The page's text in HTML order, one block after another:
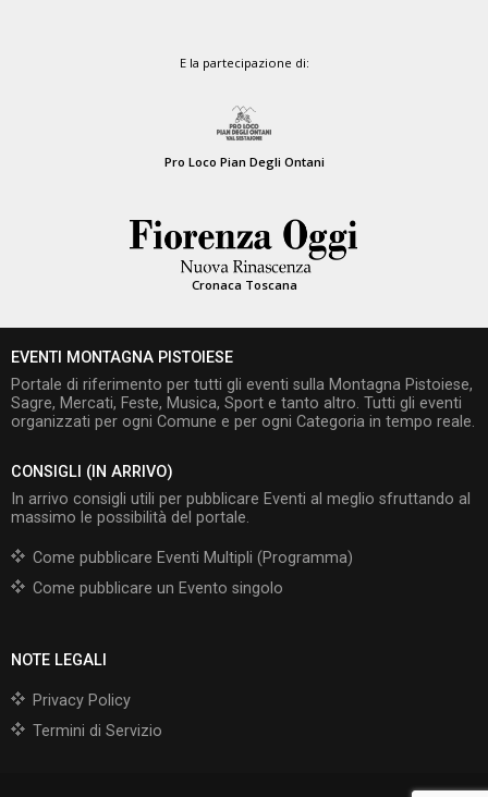
E la partecipazione di:
Pro Loco Pian Degli Ontani
Cronaca Toscana
EVENTI MONTAGNA PISTOIESE
Portale di riferimento per tutti gli eventi sulla Montagna Pistoiese,
Sagre, Mercati, Feste, Musica, Sport e tanto altro. Tutti gli eventi
organizzati per ogni Comune e per ogni Categoria in tempo reale.
CONSIGLI (IN ARRIVO)
In arrivo consigli utili per pubblicare Eventi al meglio sfruttando al
massimo le possibilità del portale.
Come pubblicare Eventi Multipli (Programma)
Come pubblicare un Evento singolo
NOTE LEGALI
Privacy Policy
Termini di Servizio